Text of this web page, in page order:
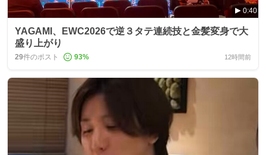
0:40
YAGAMI、EWC2026で逆３タテ連続技と金髪変身で大
盛り上がり
29件のポスト 93% 12時間前